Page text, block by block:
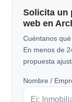
Solicita un
web en
Cuéntanos
En menos de
propuesta
Nombre /